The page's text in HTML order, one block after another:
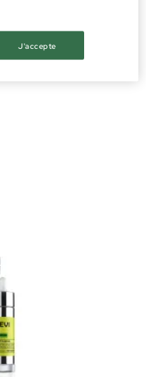
J'accepte